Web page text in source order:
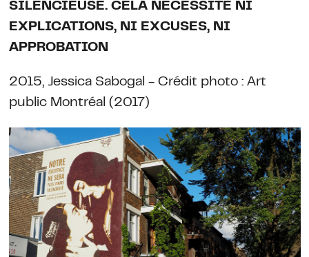
SILENCIEUSE. CELA NÉCESSITE NI
EXPLICATIONS, NI EXCUSES, NI
APPROBATION
2015, Jessica Sabogal - Crédit photo : Art
public Montréal (2017)